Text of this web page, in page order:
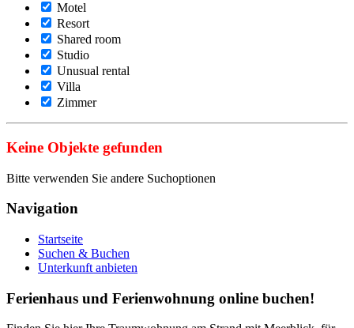
Motel
Resort
Shared room
Studio
Unusual rental
Villa
Zimmer
Keine Objekte gefunden
Bitte verwenden Sie andere Suchoptionen
Navigation
Startseite
Suchen & Buchen
Unterkunft anbieten
Ferienhaus und Ferienwohnung online buchen!